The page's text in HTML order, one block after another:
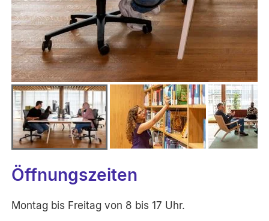
Öffnungszeiten
Montag bis Freitag von 8 bis 17 Uhr.